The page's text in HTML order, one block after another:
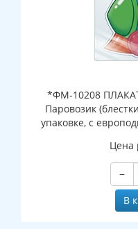
*ФМ-10208
Паровозик
упаковке, с
Цена
−
В